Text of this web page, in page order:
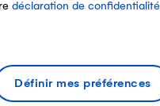
déclaration de confidentialité
Définir mes préférences